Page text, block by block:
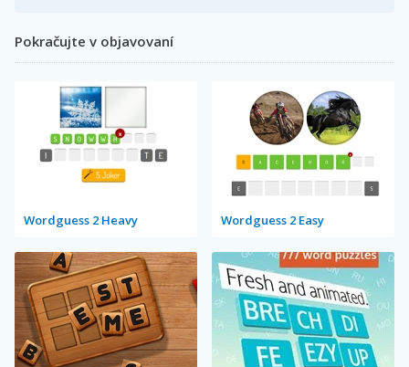
Pokračujte v objavovaní
Wordguess 2 Heavy Wordguess 2 Easy